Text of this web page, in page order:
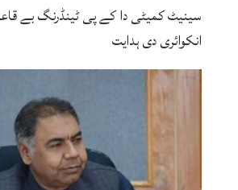
سینیٹ کمیٹی دا کے پی ٹینڈرنگ بے
انکوائری دی ہدایت